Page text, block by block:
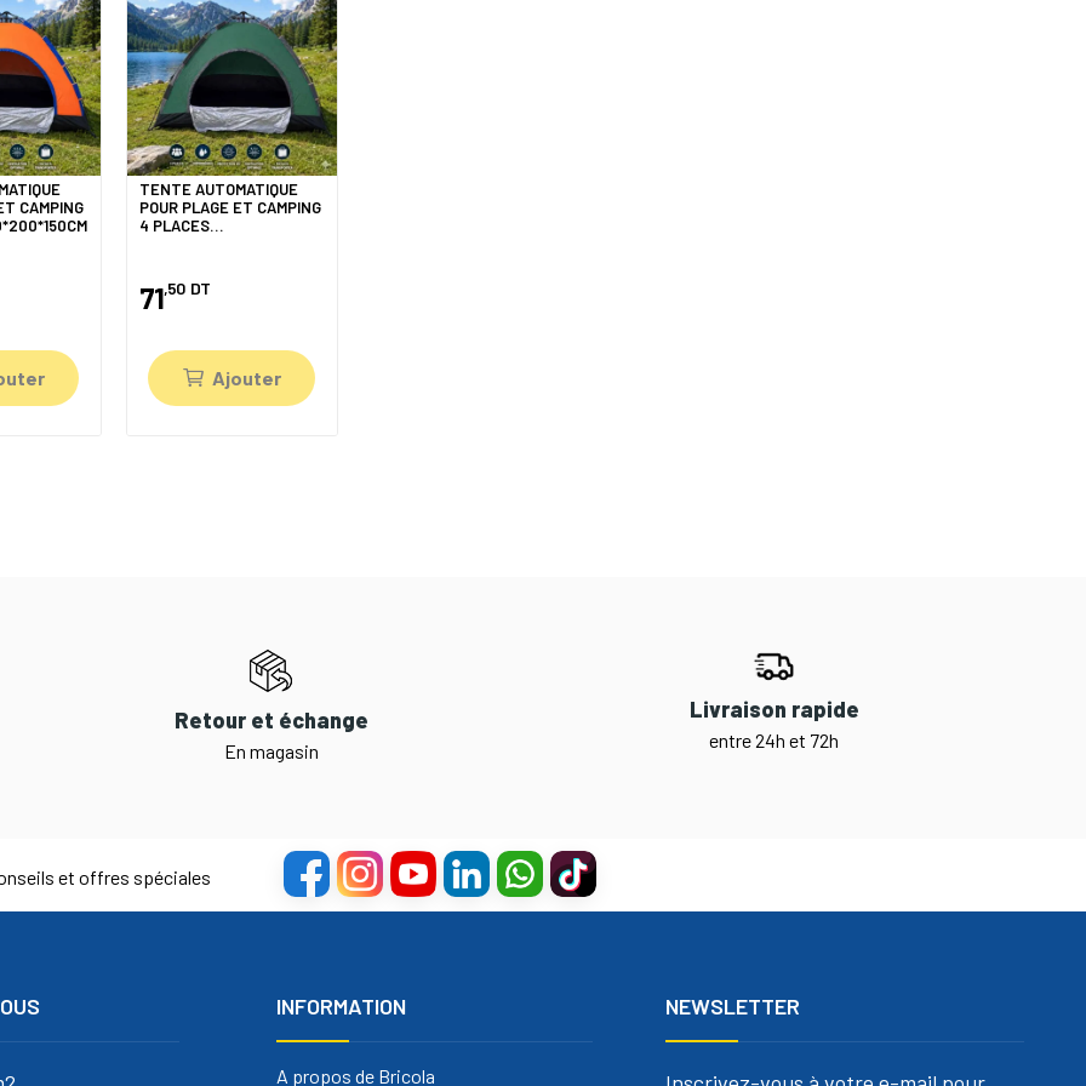
CAMPING
TENTE AUTOMATIQUE
POUR PLAGE ET CAMPING
4 PLACES
71,50 DT
Ajouter
Retour et échange
En magasin
Livraison rapide
entre 24h et 72h
et offres spéciales
INFORMATION
A propos de Bricola
NEWSLETTER